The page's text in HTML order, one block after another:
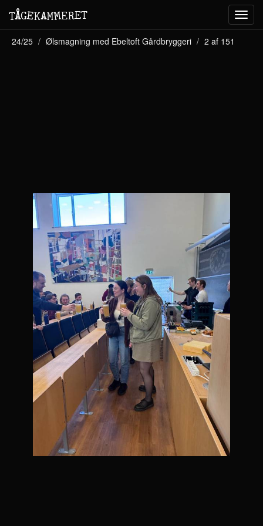
TÅGEKAMMERET
24/25 Ølsmagning med Ebeltoft Gårdbryggeri 2 af 151